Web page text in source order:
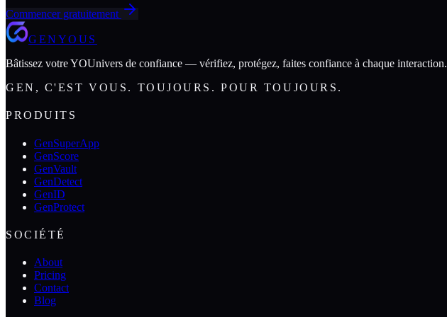
Commencer gratuitement
GENYOUS
Bâtissez votre YOUnivers de confiance — vérifiez, protégez, faites confiance à chaque interaction.
GEN, C'EST VOUS. TOUJOURS. POUR TOUJOURS.
PRODUITS
GenSuperApp
GenScore
GenVault
GenDetect
GenID
GenProtect
SOCIÉTÉ
About
Pricing
Contact
Blog